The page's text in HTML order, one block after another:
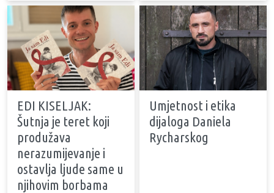
EDI KISELJAK:
Šutnja je teret koji
produžava
nerazumijevanje i
ostavlja ljude same u
njihovim borbama
Umjetnost i etika
dijaloga Daniela
Rycharskog